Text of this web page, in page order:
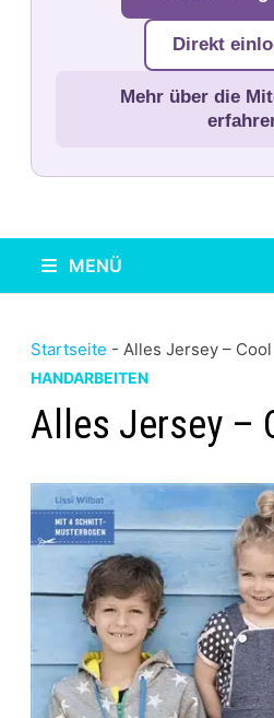
Direkt
Mehr über die
MENÜ
Startseite - Alles Jersey –
HANDARBEITEN
Alles Jersey –